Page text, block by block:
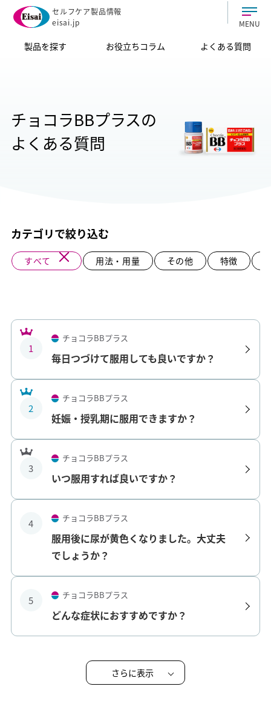
セルフケア製品情報
eisai.jp
MENU
製品を探す お役立ちコラム よくある質問
チョコラBBプラスの
よくある質問
カテゴリで絞り込む
すべて 用法・用量 その他 特徴
1
チョコラBBプラス
毎日つづけて服用しても良いですか？
2
チョコラBBプラス
妊娠・授乳期に服用できますか？
3
チョコラBBプラス
いつ服用すれば良いですか？
4 チョコラBBプラス
服用後に尿が黄色くなりました。大丈夫
でしょうか？
5 チョコラBBプラス
どんな症状におすすめですか？
さらに表示